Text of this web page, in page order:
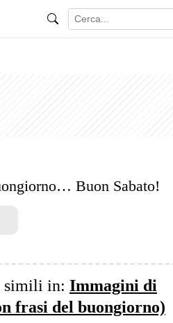
Buon Sabato!
simili in: Immagini di
frasi del buongiorno)